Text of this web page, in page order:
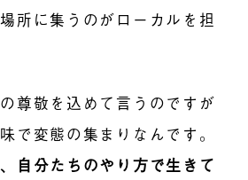
所に集うのがローカルを担
尊敬を込めて言うのですが
で変態の集まりなんです 。
自分たちのやり方で生きて